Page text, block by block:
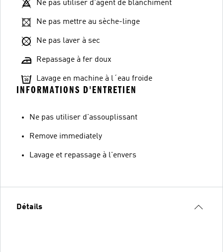
Ne pas utiliser d'agent de blanchiment
Ne pas mettre au sèche-linge
Ne pas laver à sec
Repassage à fer doux
Lavage en machine à l´eau froide
INFORMATIONS D'ENTRETIEN
Ne pas utiliser d'assouplissant
Remove immediately
Lavage et repassage à l'envers
Détails